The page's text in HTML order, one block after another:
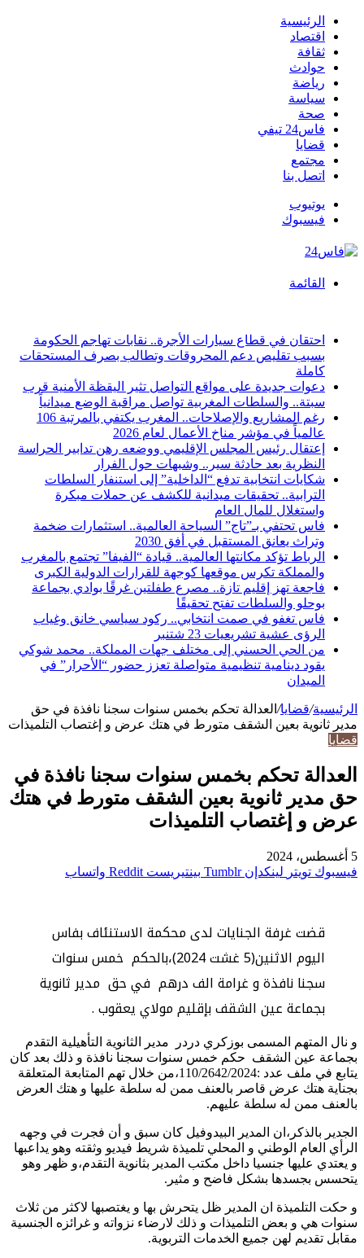
الرئيسية
اقتصاد
ثقافة
حوادث
رياضة
سياسة
صحة
فاس24 تيفي
قضايا
مجتمع
اتصل بنا
يوتيوب
فيسبوك
القائمة
احتقان في قطاع سيارات الأجرة.. نقابات تهاجم الحكومة
بسبب تقليص دعم المحروقات وتطالب بصرف المستحقات
كاملة
دعوات جديدة على مواقع التواصل تثير اليقظة الأمنية قرب
سبتة.. والسلطات المغربية تواصل مراقبة الوضع ميدانياً
رغم المشاريع والإصلاحات.. المغرب يكتفي بالمرتبة 106
عالمياً في مؤشر مناخ الأعمال لعام 2026
إعتقال رئيس المجلس الإقليمي ووضعه رهن تدابير الحراسة
النظرية بعد حادثة سير.. وشبهات حول الفرار
شكايات انتخابية تدفع “الداخلية” إلى استنفار السلطات
الترابية.. تحقيقات ميدانية للكشف عن حملات مبكرة
واستغلال للمال العام
فاس تحتفي بـ”تاج” السياحة العالمية.. استثمارات ضخمة
وتراث يعانق المستقبل في أفق 2030
الرباط تؤكد مكانتها العالمية.. قيادة “الفيفا” تجتمع بالمغرب
والمملكة تكرس موقعها كوجهة للقرارات الدولية الكبرى
فاجعة تهز إقليم تازة.. مصرع طفلتين غرقًا بوادي بجماعة
بوحلو والسلطات تفتح تحقيقًا
فاس تغفو في صمت انتخابي.. ركود سياسي خانق وغياب
الرؤى عشية تشريعيات 23 شتنبر
من الحي الحسني إلى مختلف جهات المملكة.. محمد شوكي
يقود دينامية تنظيمية متواصلة تعزز حضور “الأحرار” في
الميدان
الرئيسية/قضايا/ العدالة تحكم بخمس سنوات سجنا نافذة في حق
مدير ثانوية بعين الشقف متورط في هتك عرض و إغتصاب التلميذات
قضايا
العدالة تحكم بخمس سنوات سجنا نافذة في
حق مدير ثانوية بعين الشقف متورط في هتك
عرض و إغتصاب التلميذات
5 أغسطس، 2024
فيسبوك تويتر لينكدإن بينتيريست واتساب
قضت غرفة الجنايات لدى محكمة الاستنئاف بفاس
اليوم الاثنين(5 غشت 2024)،بالحكم خمس سنوات
سجنا نافذة و غرامة الف درهم في حق مدير ثانوية
بجماعة عين الشقف بإقليم مولاي يعقوب .
و نال المتهم المسمى بوزكري دردر مدير الثانوية التأهيلية التقدم
بجماعة عين الشقف حكم خمس سنوات سجنا نافذة و ذلك بعد كان
يتابع في ملف عدد :110/2642/2024،من خلال تهم المتابعة المتعلقة
بجناية هتك عرض قاصر بالعنف ممن له سلطة عليها و هتك العرض
بالعنف ممن له سلطة عليهم.
الجدير بالذكر،ان المدير البيدوفيل كان سبق و أن فجرت في وجهه
الرأي العام الوطني و المحلي تلميذة شريط فيديو وثقته وهو يداعبها
و يعتدي عليها جنسيا داخل مكتب المدير بثانوية التقدم،و ظهر وهو
يتحسس بجسدها بشكل فاضح و مثير.
و حكت التلميذة ان المدير ظل يتحرش بها و يغتصبها لاكثر من ثلاث
سنوات هي و بعض التلميذات و ذلك لارضاء نزواته و غرائزه الجنسية
مقابل تقديم لهن جميع الخدمات التربوية.